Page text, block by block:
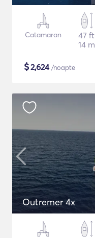
Catamaran
47 ft
14 m
$2,624/noapte
Outremer 4x